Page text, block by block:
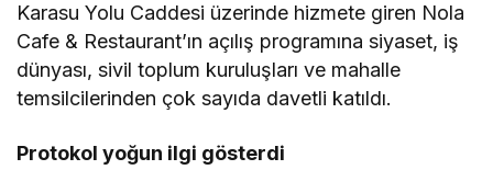
Karasu Yolu Caddesi üzerinde hizmete giren Nola
Cafe & Restaurant’ın açılış programına siyaset, iş
dünyası, sivil toplum kuruluşları ve mahalle
temsilcilerinden çok sayıda davetli katıldı.
Protokol yoğun ilgi gösterdi